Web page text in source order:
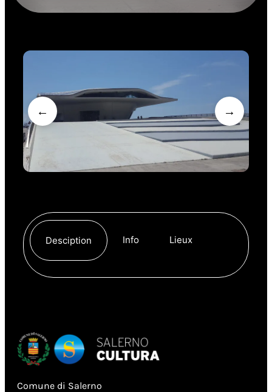
← →
Desciption Info Lieux
Comune di Salerno